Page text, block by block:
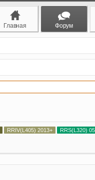
Главная Форум
RRIV(L405) 2013+ RRS(L320)